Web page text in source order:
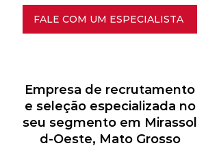
FALE COM UM ESPECIALISTA
Empresa de recrutamento
e seleção especializada no
seu segmento em Mirassol
d-Oeste, Mato Grosso